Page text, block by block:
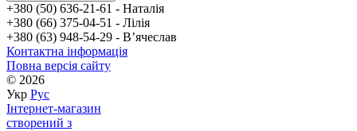
+380 (50) 636-21-61 - Наталія
+380 (66) 375-04-51 - Лілія
+380 (63) 948-54-29 - Вʼячеслав
Контактна інформація
Повна версія сайту
© 2026
Укр Рус
Інтернет-магазин
створений з